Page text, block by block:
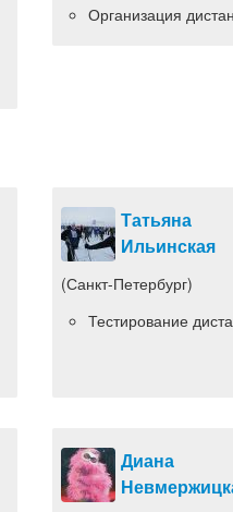
Организация
Татьяна
Ильинская
(Санкт-Петербург)
Тестирование
Диана